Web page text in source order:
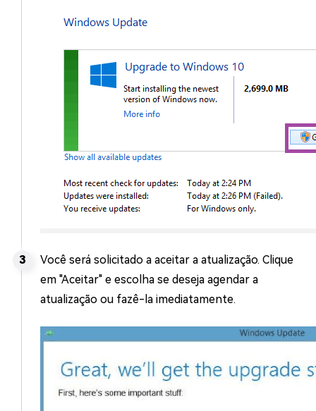
Você será solicitado a aceitar a atualização. Clique
em "Aceitar" e escolha se deseja agendar a
atualização ou fazê-la imediatamente.